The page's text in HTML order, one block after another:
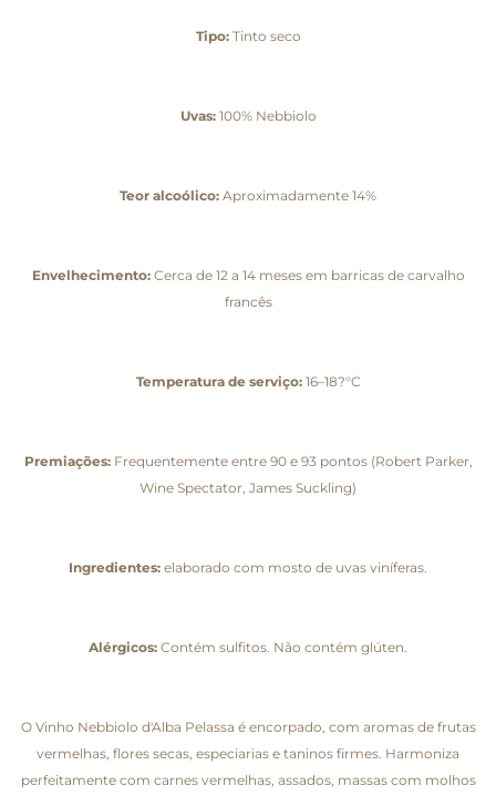
Tipo:Tinto seco
Uvas:100% Nebbiolo
Teor alcoólico: Aproximadamente 14%
Envelhecimento:Cerca de 12 a 14 meses em barricas de carvalho
francês
Temperatura de serviço:16–18?°C
Premiações:Frequentemente entre 90 e 93 pontos (Robert Parker,
Wine Spectator, James Suckling)
Ingredientes: elaborado com mosto de uvas viníferas.
Alérgicos: Contém sulfitos. Não contém glúten.
O Vinho Nebbiolo d'Alba Pelassa é encorpado, com aromas de frutas
vermelhas, flores secas, especiarias e taninos firmes. Harmoniza
perfeitamente com carnes vermelhas, assados, massas com molhos